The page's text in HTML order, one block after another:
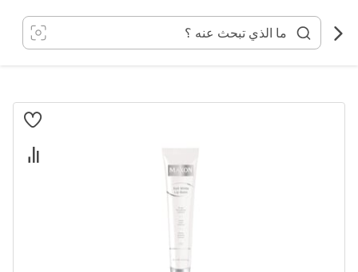
المحتوى
انتقل